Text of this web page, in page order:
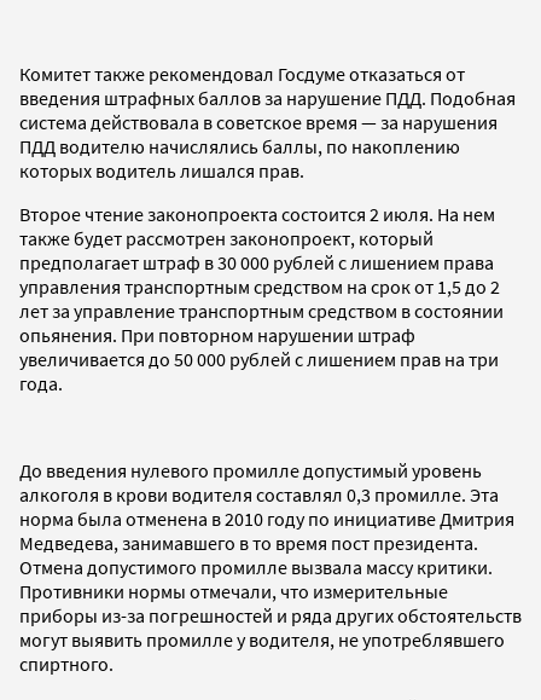
Комитет также рекомендовал Госдуме отказаться от
введения штрафных баллов за нарушение ПДД. Подобная
система действовала в советское время — за нарушения
ПДД водителю начислялись баллы, по накоплению
которых водитель лишался прав.
Второе чтение законопроекта состоится 2 июля. На нем
также будет рассмотрен законопроект, который
предполагает штраф в 30 000 рублей с лишением права
управления транспортным средством на срок от 1,5 до 2
лет за управление транспортным средством в состоянии
опьянения. При повторном нарушении штраф
увеличивается до 50 000 рублей с лишением прав на три
года.
До введения нулевого промилле допустимый уровень
алкоголя в крови водителя составлял 0,3 промилле. Эта
норма была отменена в 2010 году по инициативе Дмитрия
Медведева, занимавшего в то время пост президента.
Отмена допустимого промилле вызвала массу критики.
Противники нормы отмечали, что измерительные
приборы из-за погрешностей и ряда других обстоятельств
могут выявить промилле у водителя, не употреблявшего
спиртного.